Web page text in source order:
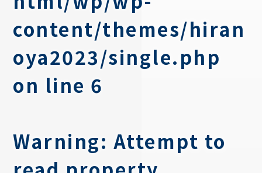
content/themes/hiran
oya2023/single.php
on line 6
Warning: Attempt to